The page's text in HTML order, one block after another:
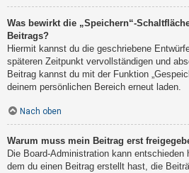
Was bewirkt die „Speichern“-
Beitrags?
Hiermit kannst du die geschriebene
späteren Zeitpunkt vervollständigen und
Beitrag kannst du mit der Funktion
deinem persönlichen Bereich erneut laden.
Nach oben
Warum muss mein Beitrag erst
Die Board-Administration kann
dem du einen Beitrag erstellt hast, die